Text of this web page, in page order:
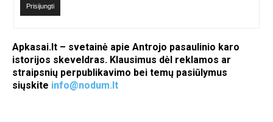
Prisijungti
Apkasai.lt – svetainė apie Antrojo pasaulinio karo
istorijos skeveldras. Klausimus dėl reklamos ar
straipsnių perpublikavimo bei temų pasiūlymus
siųskite info@nodum.lt